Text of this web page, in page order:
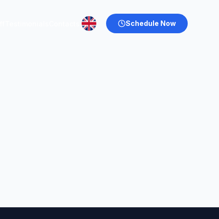
Schedule Now